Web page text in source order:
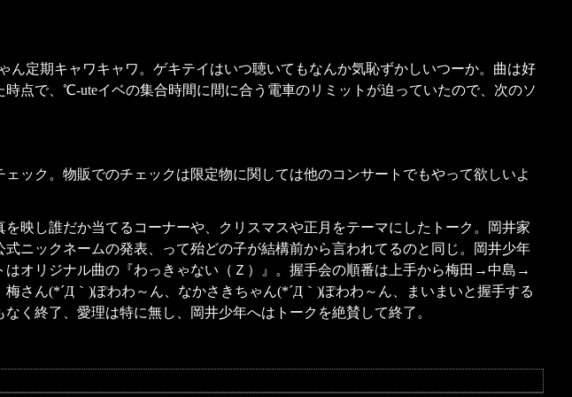
定期キャワキャワ。ゲキテイはいつ聴いてもなんか気恥ずかしいつーか。曲は好
点で、℃-uteイベの集合時間に間に合う電車のリミットが迫っていたので、次のソ
ック。物販でのチェックは限定物に関しては他のコンサートでもやって欲しいよ
映し誰だか当てるコーナーや、クリスマスや正月をテーマにしたトーク。岡井家
ニックネームの発表、って殆どの子が結構前から言われてるのと同じ。岡井少年
はオリジナル曲の『わっきゃない（Ｚ）』。握手会の順番は上手から梅田→中島→
ん(*´Д｀)ぽわわ～ん、なかさきちゃん(*´Д｀)ぽわわ～ん、まいまいと握手する
く終了、愛理は特に無し、岡井少年へはトークを絶賛して終了。